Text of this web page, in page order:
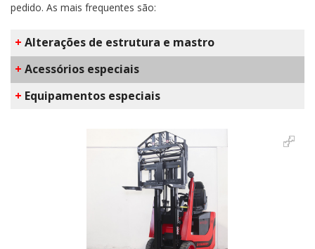
pedido. As mais frequentes são:
+ Alterações de estrutura e mastro
+ Acessórios especiais
+ Equipamentos especiais